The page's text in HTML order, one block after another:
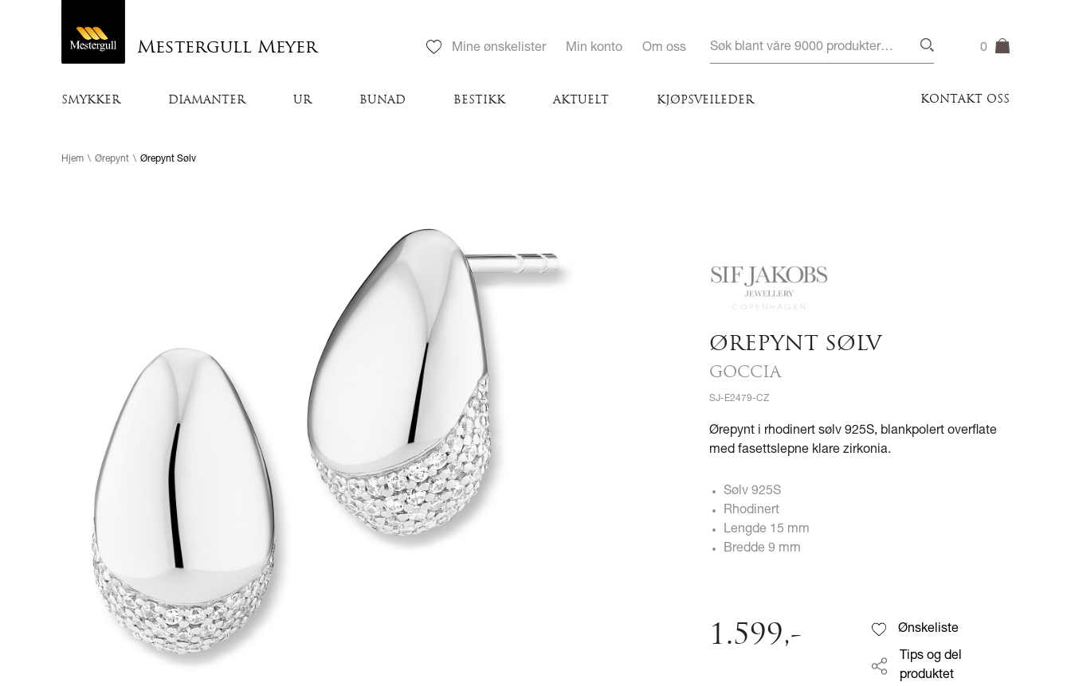
Mestergull Meyer Mine ønskelister Min konto Om oss 0
SMYKKER DIAMANTER UR BUNAD BESTIKK AKTUELT KJØPSVEILEDER KONTAKT OSS
Hjem \ Ørepynt \ Ørepynt Sølv
ØREPYNT SØLV
GOCCIA
SJ-E2479-CZ
Ørepynt i rhodinert sølv 925S, blankpolert overflate
med fasettslepne klare zirkonia.
Sølv 925S
Rhodinert
Lengde 15 mm
Bredde 9 mm
1.599,- Ønskeliste
Tips og del
produktet